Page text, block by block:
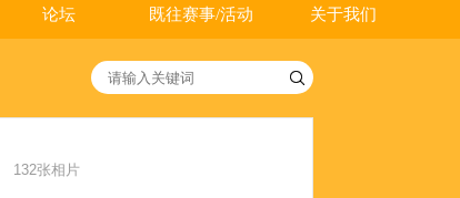
论坛 既往赛事/活动 关于我们
132张相片